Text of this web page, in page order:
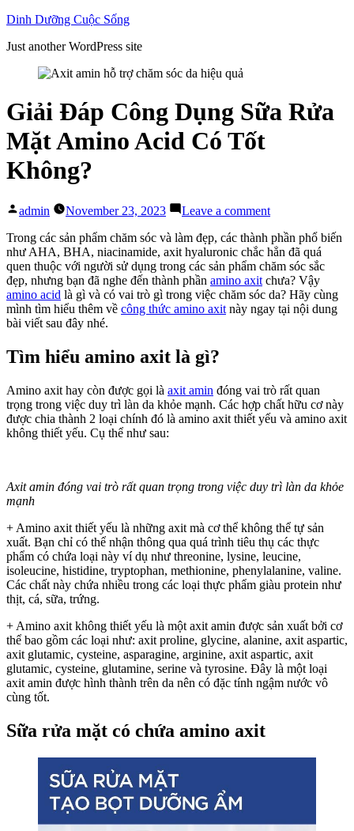
Skip
content
Dinh Dưỡng Cuộc Sống
Just another WordPress site
Giải Đáp Công Dụng Sữa Rửa
Mặt Amino Acid Có Tốt
Không?
Posted
admin November 23, 2023 Leave a commenton
Đáp
Công
Dụng
Sữa
Rửa
Mặt
Trong các sản phẩm chăm sóc và làm đẹp, các thành phần phổ biến
như AHA, BHA, niacinamide, axit hyaluronic chắc hẳn đã quá
quen thuộc với người sử dụng trong các sản phẩm chăm sóc sắc
đẹp, nhưng bạn đã nghe đến thành phần amino axit chưa? Vậy
amino acid là gì và có vai trò gì trong việc chăm sóc da? Hãy cùng
mình tìm hiểu thêm về công thức amino axit này ngay tại nội dung
bài viết sau đây nhé.
Tìm hiểu amino axit là gì?
Amino axit hay còn được gọi là axit amin đóng vai trò rất quan
trọng trong việc duy trì làn da khỏe mạnh. Các hợp chất hữu cơ này
được chia thành 2 loại chính đó là amino axit thiết yếu và amino axit
không thiết yếu. Cụ thể như sau:
Axit amin đóng vai trò rất quan trọng trong việc duy trì làn da khỏe
mạnh
+ Amino axit thiết yếu là những axit mà cơ thể không thể tự sản
xuất. Bạn chỉ có thể nhận thông qua quá trình tiêu thụ các thực
phẩm có chứa loại này ví dụ như threonine, lysine, leucine,
isoleucine, histidine, tryptophan, methionine, phenylalanine, valine.
Các chất này chứa nhiều trong các loại thực phẩm giàu protein như
thịt, cá, sữa, trứng.
+ Amino axit không thiết yếu là một axit amin được sản xuất bởi cơ
thể bao gồm các loại như: axit proline, glycine, alanine, axit aspartic,
axit glutamic, cysteine, asparagine, arginine, axit aspartic, axit
glutamic, cysteine, glutamine, serine và tyrosine. Đây là một loại
axit amin được hình thành trên da nên có đặc tính ngậm nước vô
cùng tốt.
Sữa rửa mặt có chứa amino axit